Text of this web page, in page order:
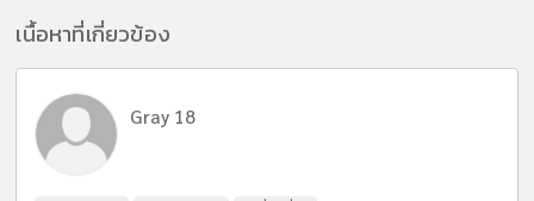
เนื้อหาที่เกี่ยวข้อง
Gray 18